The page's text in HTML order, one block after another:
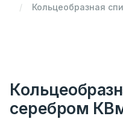
Кольцеобразная
серебром